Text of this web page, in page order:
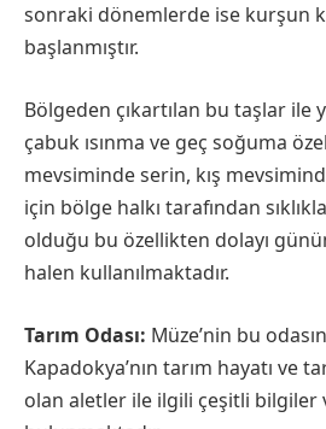
sonraki dönemlerde ise kurşun
başlanmıştır.
Bölgeden çıkartılan bu taşlar ile
çabuk ısınma ve geç soğuma
mevsiminde serin, kış
için bölge halkı tarafından
olduğu bu özellikten dolayı
halen kullanılmaktadır.
Tarım Odası: Müze’nin bu
Kapadokya’nın tarım hayatı ve
olan aletler ile ilgili çeşitli bilgiler